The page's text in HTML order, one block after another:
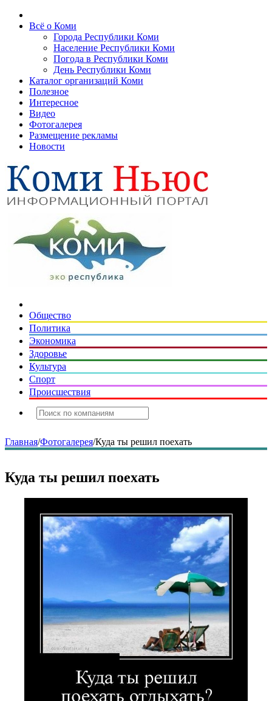
Всё о Коми
Города Республики Коми
Население Республики Коми
Погода в Республики Коми
День Республики Коми
Каталог организаций Коми
Полезное
Интересное
Видео
Фотогалерея
Размещение рекламы
Новости
Общество
Политика
Экономика
Здоровье
Культура
Спорт
Происшествия
Главная/Фотогалерея/Куда ты решил поехать
Куда ты решил поехать